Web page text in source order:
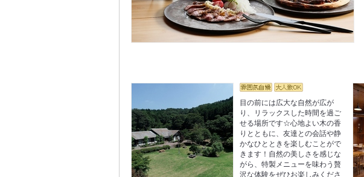
目の前には広大な自然が広が
り、リラックスした時間を過ご
せる場所です☆心地よい木の香
りとともに、友達との会話や静
かなひとときを楽しむことがで
きます！自然の美しさを感じな
がら、特製メニューを味わう贅
沢な体験をぜひお楽しみくださ